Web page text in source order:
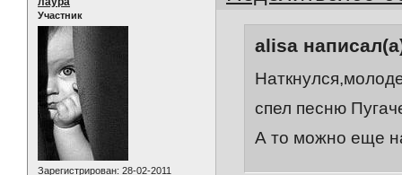
Участник
Зарегистрирован: 28-02-2011
alisa
спел песню
А то можно еще